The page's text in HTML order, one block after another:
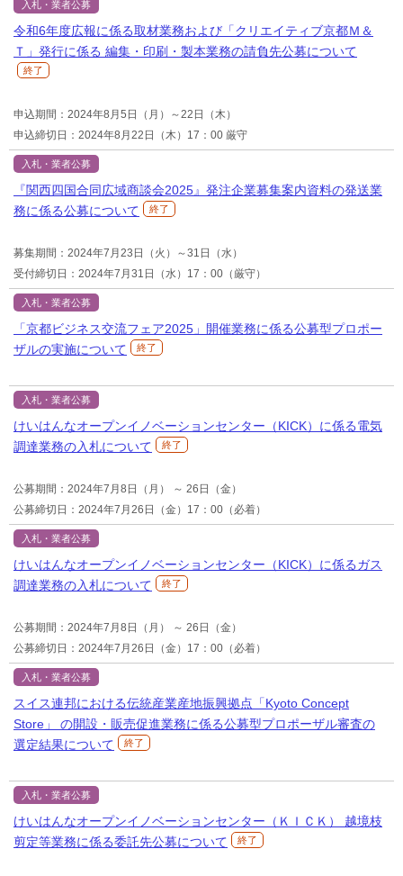
入札・業者公募
令和6年度広報に係る取材業務および「クリエイティブ京都Ｍ＆
Ｔ」発行に係る 編集・印刷・製本業務の請負先公募について
終了
申込期間：2024年8月5日（月）～22日（木）
申込締切日：2024年8月22日（木）17：00 厳守
入札・業者公募
『関西四国合同広域商談会2025』発注企業募集案内資料の発送業
務に係る公募について
終了
募集期間：2024年7月23日（火）～31日（水）
受付締切日：2024年7月31日（水）17：00（厳守）
入札・業者公募
「京都ビジネス交流フェア2025」開催業務に係る公募型プロポー
ザルの実施について
終了
入札・業者公募
けいはんなオープンイノベーションセンター（KICK）に係る電気
調達業務の入札について
終了
公募期間：2024年7月8日（月） ～ 26日（金）
公募締切日：2024年7月26日（金）17：00（必着）
入札・業者公募
けいはんなオープンイノベーションセンター（KICK）に係るガス
調達業務の入札について
終了
公募期間：2024年7月8日（月） ～ 26日（金）
公募締切日：2024年7月26日（金）17：00（必着）
入札・業者公募
スイス連邦における伝統産業産地振興拠点「Kyoto Concept
Store」 の開設・販売促進業務に係る公募型プロポーザル審査の
選定結果について
終了
入札・業者公募
けいはんなオープンイノベーションセンター（ＫＩＣＫ） 越境枝
剪定等業務に係る委託先公募について
終了